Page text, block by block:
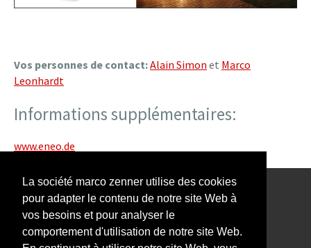
La société marco zenner utilise des cookies
pour adapter le contenu de notre site Web à
vos besoins et pour analyser le
comportement d'utilisation de notre site Web.
Vos personnes de contact:Alain Simon et Marco
Leonhardt
Informations supplémentaires:
www.eneo.de
Notre Newsletter vous intéresse?